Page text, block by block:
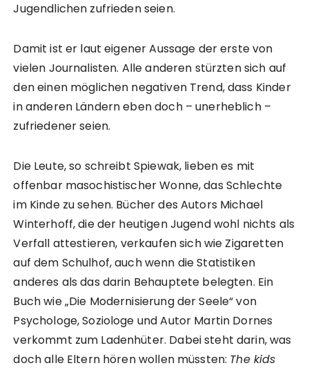
Jugendlichen zufrieden seien.
Damit ist er laut eigener Aussage der erste von
vielen Journalisten. Alle anderen stürzten sich auf
den einen möglichen negativen Trend, dass Kinder
in anderen Ländern eben doch – unerheblich –
zufriedener seien.
Die Leute, so schreibt Spiewak, lieben es mit
offenbar masochistischer Wonne, das Schlechte
im Kinde zu sehen. Bücher des Autors Michael
Winterhoff, die der heutigen Jugend wohl nichts als
Verfall attestieren, verkaufen sich wie Zigaretten
auf dem Schulhof, auch wenn die Statistiken
anderes als das darin Behauptete belegten. Ein
Buch wie „Die Modernisierung der Seele“ von
Psychologe, Soziologe und Autor Martin Dornes
verkommt zum Ladenhüter. Dabei steht darin, was
doch alle Eltern hören wollen müssten: The kids